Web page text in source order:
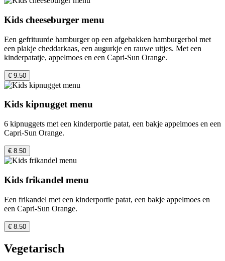
Kids cheeseburger menu
Een gefrituurde hamburger op een afgebakken hamburgerbol met
een plakje cheddarkaas, een augurkje en rauwe uitjes. Met een
kinderpatatje, appelmoes en een Capri-Sun Orange.
€ 9.50
Kids kipnugget menu
6 kipnuggets met een kinderportie patat, een bakje appelmoes en een
Capri-Sun Orange.
€ 8.50
Kids frikandel menu
Een frikandel met een kinderportie patat, een bakje appelmoes en
een Capri-Sun Orange.
€ 8.50
Vegetarisch